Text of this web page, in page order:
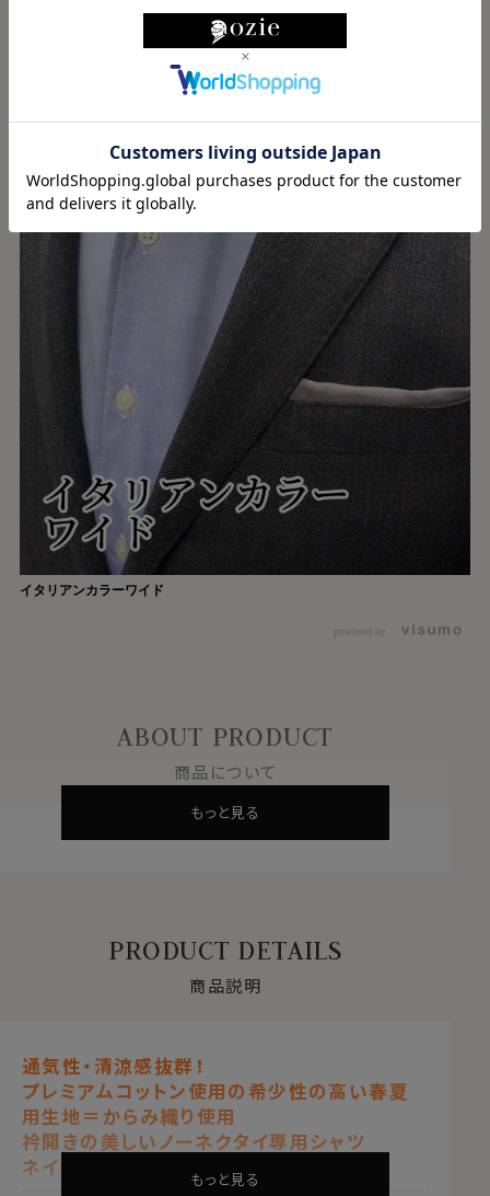
イタリアンカラーワイド
powered by
ABOUT PRODUCT
商品について
もっと見る
PRODUCT DETAILS
商品説明
通気性・清涼感抜群！
プレミアムコットン使用の希少性の高い春夏
用生地＝からみ織り使用
衿開きの美しいノーネクタイ専用シャツ
ネイビーブルー 紺青もっと見る